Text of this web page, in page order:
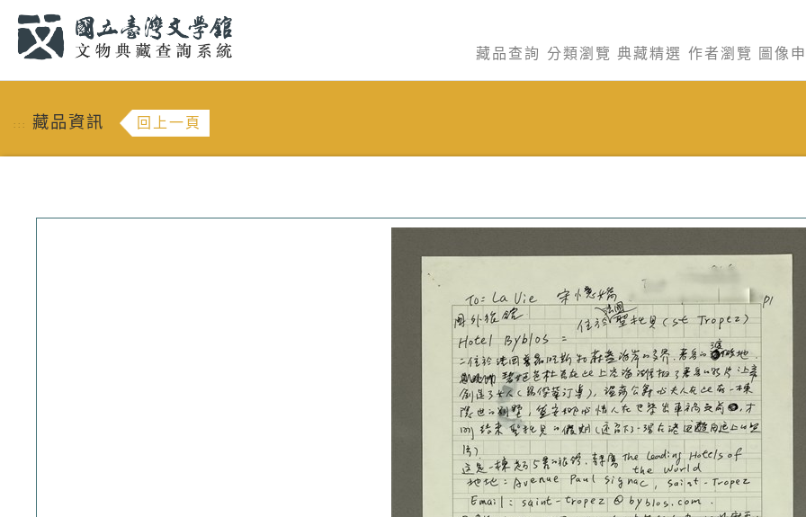
藏品查詢 分類瀏覽 典藏精選 作者瀏覽 圖像
::: 藏品資訊 回上一頁